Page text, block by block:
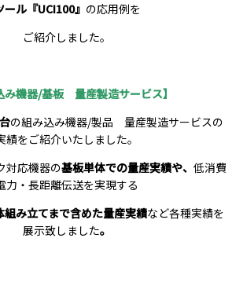
ール『UCI100』 の応用例を
ご紹介しました。
み機器/基板 量産製造サービス】
の組み込み機器/製品 量産製造サービスの
績をご紹介いたしました。
対応機器の基板単体での量産実績や、 低消費
力・長距離伝送を実現する
組み立てまで含めた量産実績など各種実績を
展示致しました。